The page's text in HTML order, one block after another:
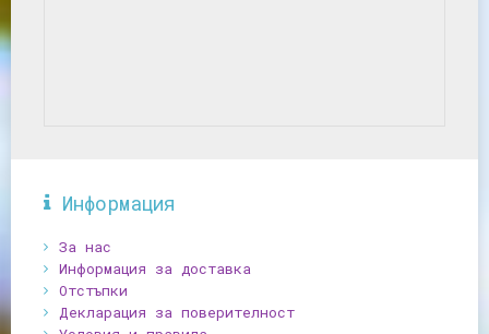
Информация
За нас
Информация за доставка
Отстъпки
Декларация за поверителност